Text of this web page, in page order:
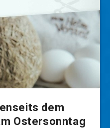
dem
Ostersonntag